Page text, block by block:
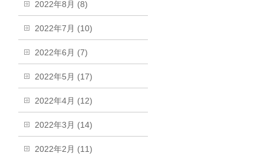
2022年8月 (8)
2022年7月 (10)
2022年6月 (7)
2022年5月 (17)
2022年4月 (12)
2022年3月 (14)
2022年2月 (11)